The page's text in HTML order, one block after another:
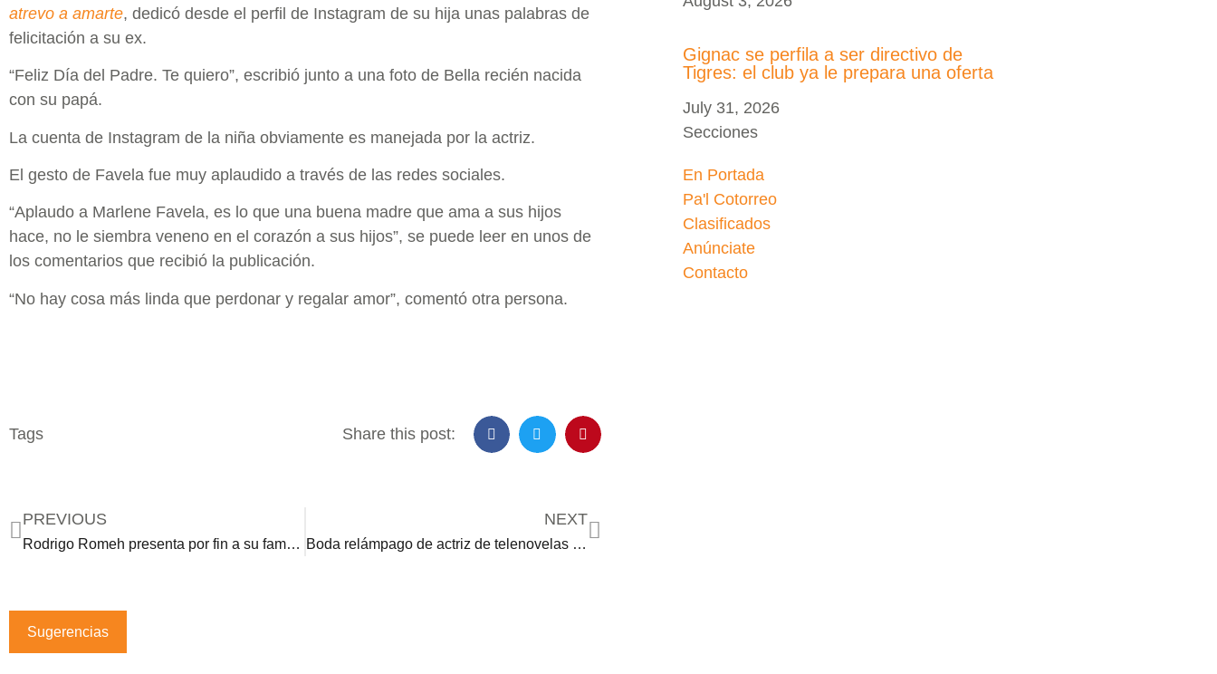
atrevo a amarte, dedicó desde el perfil de Instagram de su hija unas palabras de
felicitación a su ex.
“Feliz Día del Padre. Te quiero”, escribió junto a una foto de Bella recién nacida
con su papá.
La cuenta de Instagram de la niña obviamente es manejada por la actriz.
El gesto de Favela fue muy aplaudido a través de las redes sociales.
“Aplaudo a Marlene Favela, es lo que una buena madre que ama a sus hijos
hace, no le siembra veneno en el corazón a sus hijos”, se puede leer en unos de
los comentarios que recibió la publicación.
“No hay cosa más linda que perdonar y regalar amor”, comentó otra persona.
Tags Share this post:
PREVIOUS
Rodrigo Romeh presenta por fin a su famosa novia. ¿Quién es ella?
NEXT
Boda relámpago de actriz de telenovelas genera rumores de posible embarazo
Sugerencias
Gignac se perfila a ser directivo de
Tigres: el club ya le prepara una oferta
July 31, 2026
Secciones
En Portada
Pa'l Cotorreo
Clasificados
Anúnciate
Contacto